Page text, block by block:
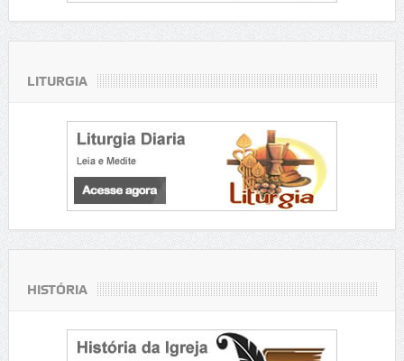
LITURGIA
HISTÓRIA